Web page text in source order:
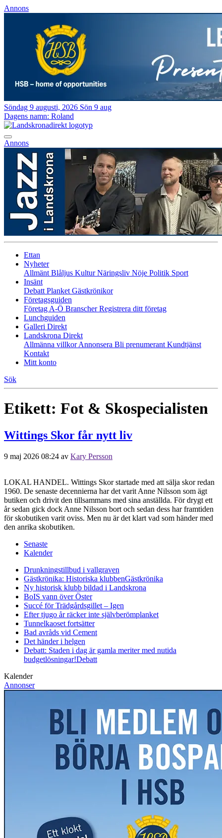
Annons
Söndag 9 augusti, 2026 Sön 9 aug
Dagens namn: Roland
Annons
Ettan
Nyheter
Allmänt Blåljus KulturNäringsliv Nöje Politik Sport
Insänt
Debatt Planket Gästkrönikor
Företagsguiden
Företag A-Ö BranscherRegistrera ditt företag
Lunchguiden
Galleri Direkt
Landskrona Direkt
Allmänna villkorAnnonsera Bli prenumerant Kundtjänst
Kontakt
Mitt konto
Sök
Etikett: Fot & Skospecialisten
Wittings Skor får nytt liv
9 maj 2026 08:24 av Kary Persson
LOKAL HANDEL. Wittings Skor startade med att sälja skor redan
1960. De senaste decennierna har det varit Anne Nilsson som ägt
butiken och drivit den tillsammans med sina anställda. För drygt ett
år sedan gick dock Anne Nilsson bort och sedan dess har framtiden
för skobutiken varit oviss. Men nu är det klart vad som händer med
den anrika skobutiken.
Senaste
Kalender
Drunkningstillbud i vallgraven
Gästkrönika: Historiska klubbenGästkrönika
Ny historisk klubb bildad i Landskrona
BoIS vann över Öster
Succé för Trädgårdsgillet – Igen
Efter tjugo år räcker inte självberömplanket
Tunnelkaoset fortsätter
Bad avråds vid Cement
Det händer i helgen
Debatt: Staden i dag är gamla meriter med nutida
budgetlösningar!Debatt
Kalender
Annonser